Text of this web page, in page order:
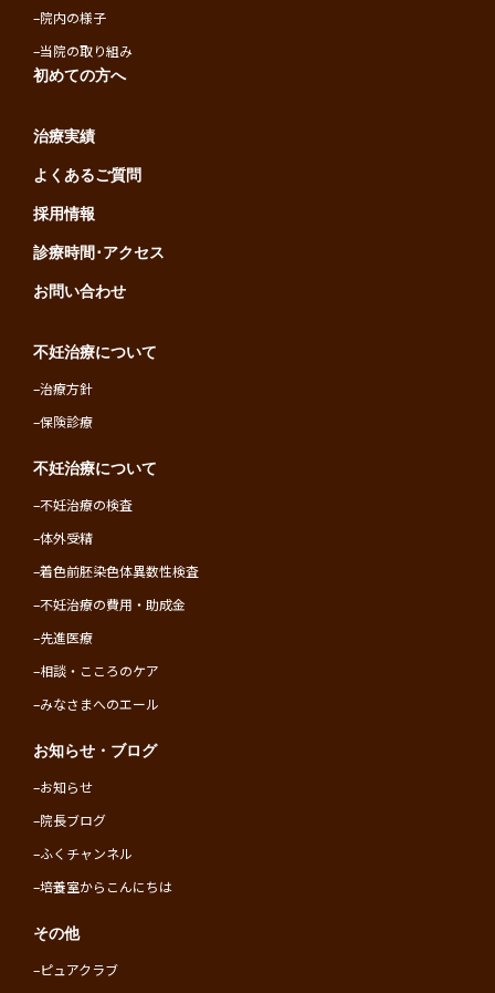
–院内の様子
–当院の取り組み
初めての方へ
治療実績
よくあるご質問
採用情報
診療時間･アクセス
お問い合わせ
不妊治療について
–治療方針
–保険診療
不妊治療について
–不妊治療の検査
–体外受精
–着色前胚染色体異数性検査
–不妊治療の費用・助成金
–先進医療
–相談・こころのケア
–みなさまへのエール
お知らせ・ブログ
–お知らせ
–院長ブログ
–ふくチャンネル
–培養室からこんにちは
その他
–ピュアクラブ